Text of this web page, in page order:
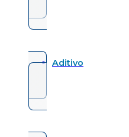
Aditivo